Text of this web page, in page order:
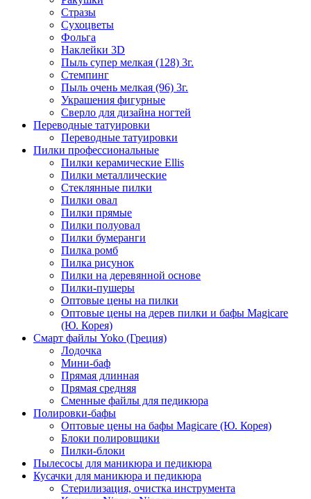
Стразы
Сухоцветы
Фольга
Наклейки 3D
Пыль супер мелкая (128) 3г.
Стемпинг
Пыль очень мелкая (96) 3г.
Украшения фигурные
Сверло для дизайна ногтей
Переводные татуировки
Переводные татуировки
Пилки профессиональные
Пилки керамические Ellis
Пилки металлические
Стеклянные пилки
Пилки овал
Пилки прямые
Пилки полуовал
Пилки бумеранги
Пилка ромб
Пилка рисунок
Пилки на деревянной основе
Пилки-пушеры
Оптовые цены на пилки
Оптовые цены на дерев пилки и бафы Magicare
(Ю. Корея)
Смарт файлы Yoko (Греция)
Лодочка
Мини-баф
Прямая длинная
Прямая средняя
Сменные файлы для педикюра
Полировки-бафы
Оптовые цены на бафы Magicare (Ю. Корея)
Блоки полировщики
Пилки-блоки
Пылесосы для маникюра и педикюра
Кусачки для маникюра и педикюра
Стерилизация, очистка инструмента